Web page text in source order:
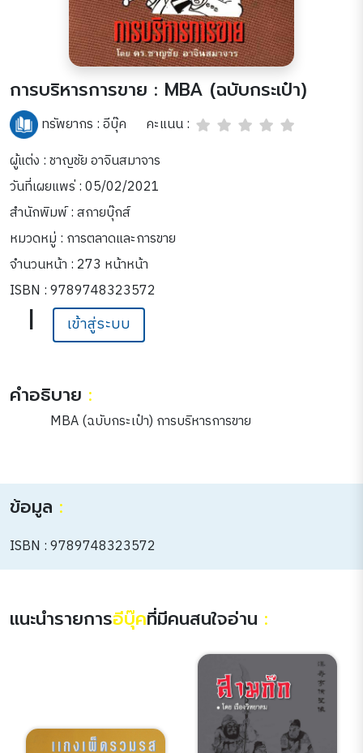
การบริหารการขาย : MBA (ฉบับกระเป๋า)
ทรัพยากร :อีบุ๊ค
คะแนน :
ผู้แต่ง : ชาญชัย อาจินสมาจาร
วันที่เผยแพร่ : 05/02/2021
สำนักพิมพ์ : สกายบุ๊กส์
หมวดหมู่ : การตลาดและการขาย
จำนวนหน้า : 273 หน้าหน้า
ISBN : 9789748323572
| เข้าสู่ระบบ
คำอธิบาย :
MBA (ฉบับกระเป๋า) การบริหารการขาย
ข้อมูล :
ISBN : 9789748323572
แนะนำรายการอีบุ๊คที่มีคนสนใจอ่าน :